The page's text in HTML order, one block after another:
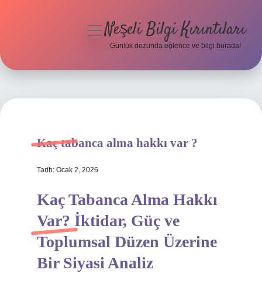
Hakkımızda
menüyüNeşeli Bilgi Kırıntıları
Günlük dozunda eğlence ve bilgi burada!
Kaç tabanca alma hakkı var ?
Tarih: Ocak 2, 2026
Kaç Tabanca Alma Hakkı
Var? İktidar, Güç ve
Toplumsal Düzen Üzerine
Bir Siyasi Analiz